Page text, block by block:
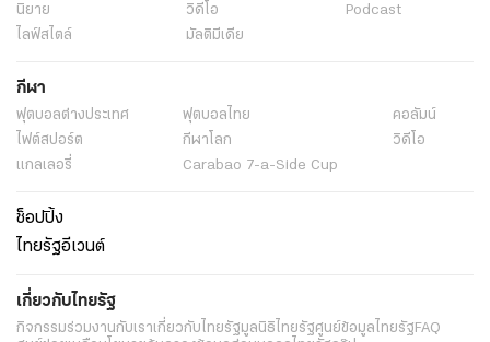
นิยาย
วิดีโอ
Podcast
ไลฟ์สไตล์
มัลติมีเดีย
กีฬา
ฟุตบอลต่่างประเทศ ฟุตบอลไทย
คอลัมน์
ไฟต์สปอร์ต
กีฬาโลก
วิดีโอ
แกลเลอรี่
Carabao 7-a-Side Cup
ช็อปปิ้ง
ไทยรัฐอีเวนต์
เกี่ยวกับไทยรัฐ
กิจกรรมร่วมงานกับเราเกี่ยวกับไทยรัฐมูลนิธิไทยรัฐศูนย์ข้อมูลไทยรัฐ FAQ